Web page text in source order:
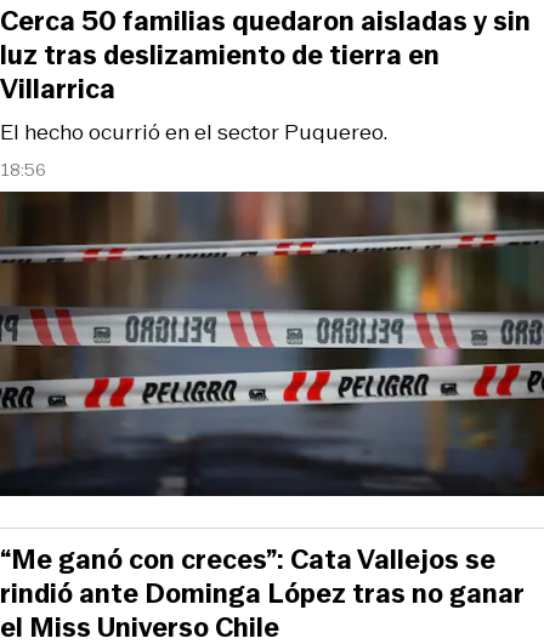
18:56
El hecho ocurrió en el sector Puquereo.
Cerca 50 familias quedaron aisladas y sin
luz tras deslizamiento de tierra en
Villarrica
“Me ganó con creces”: Cata Vallejos se
rindió ante Dominga López tras no ganar
el Miss Universo Chile